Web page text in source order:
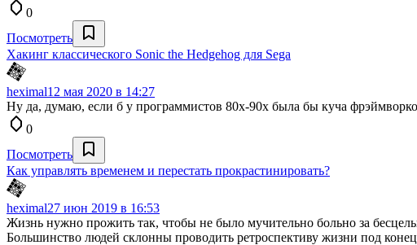
0
Посмотреть
Хакинг классического Sonic the Hedgehog для Sega
heximal12 мая 2020 в 14:27
Ну да, думаю, если б у программистов 80х-90х была бы куча
0
Посмотреть
Как управлять временем и перестать прокрастинировать?
heximal27 июн 2019 в 16:53
Жизнь нужно прожить так, чтобы не было мучительно больно за
Большинство людей склонны проводить ретроспективу жизни под